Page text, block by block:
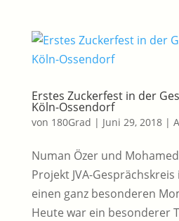
Erstes Zuckerfest in der
Köln-Ossendorf
von 180Grad | Juni 29, 2018|
Numan Özer und
Projekt JVA-
einen ganz besonderen
Heute war ein besonderer